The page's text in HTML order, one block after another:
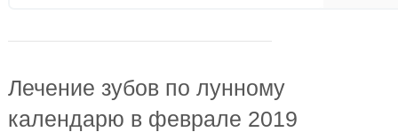
Лечение зубов по лунному
календарю в феврале 2019